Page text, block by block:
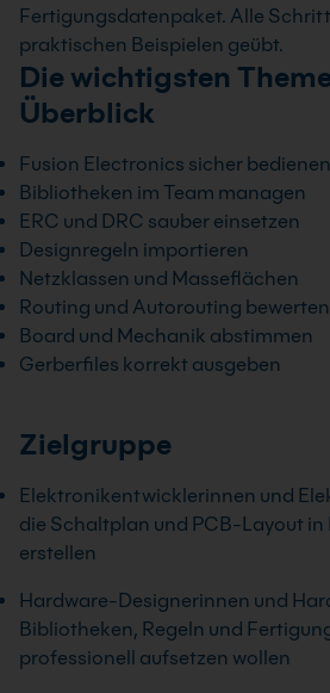
Fertigungsdatenpaket. Alle
praktischen Beispielen geübt.
Die wichtigsten
Überblick
Fusion Electronics sicher bedienen
Bibliotheken im Team managen
ERC und DRC sauber einsetzen
Designregeln importieren
Netzklassen und Masseflächen
Routing und Autorouting bewerten
Board und Mechanik abstimmen
Gerberfiles korrekt ausgeben
Zielgruppe
Elektronikentwicklerinnen und
die Schaltplan und PCB-Layout in
erstellen
Hardware-Designerinnen und
Bibliotheken, Regeln und
professionell aufsetzen wollen